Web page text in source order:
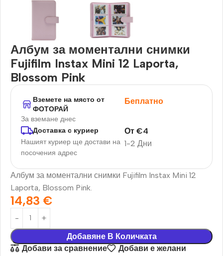
Албум за моментални снимки
Fujifilm Instax Mini 12 Laporta,
Blossom Pink
Вземете на място от
ФОТОРАЙ
За вземане днес
Беплатно
Доставка с куриер
Нашият куриер ще достави на
посочения адрес
1-2 Дни
От€4
Албум за моментални снимки Fujifilm Instax Mini 12
Laporta, Blossom Pink.
14,83 €
Добавяне В Количката
Добави за сравнение
Добави е желани